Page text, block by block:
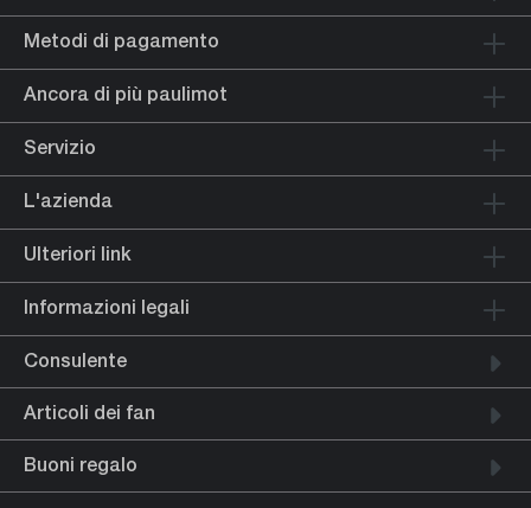
Metodi di pagamento
Ancora di più paulimot
Servizio
L'azienda
Ulteriori link
Informazioni legali
Consulente
Articoli dei fan
Buoni regalo